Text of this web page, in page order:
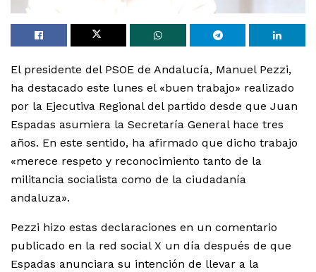
El presidente del PSOE de Andalucía, Manuel Pezzi,
ha destacado este lunes el «buen trabajo» realizado
por la Ejecutiva Regional del partido desde que Juan
Espadas asumiera la Secretaría General hace tres
años. En este sentido, ha afirmado que dicho trabajo
«merece respeto y reconocimiento tanto de la
militancia socialista como de la ciudadanía
andaluza».
Pezzi hizo estas declaraciones en un comentario
publicado en la red social X un día después de que
Espadas anunciara su intención de llevar a la